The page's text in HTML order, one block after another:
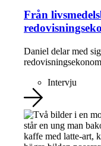
Från
Daniel delar med
Intervju